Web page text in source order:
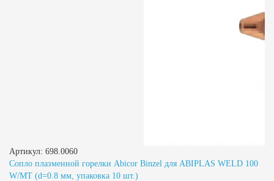
Артикул: 698.0060
Сопло плазменной горелки Abicor Binzel для ABIPLAS WELD 100
W/MT (d=0.8 мм, упаковка 10 шт.)